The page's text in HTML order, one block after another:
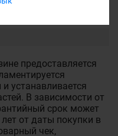
предоставляется
устанавливается
В зависимости от
срок может
от даты покупки в
чек,